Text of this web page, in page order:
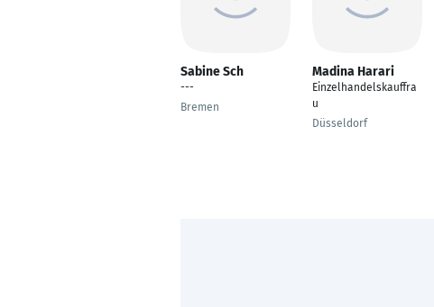
Sabine Sch
---
Bremen
Madina Harari
Einzelhandelskauffra
u
Düsseldorf